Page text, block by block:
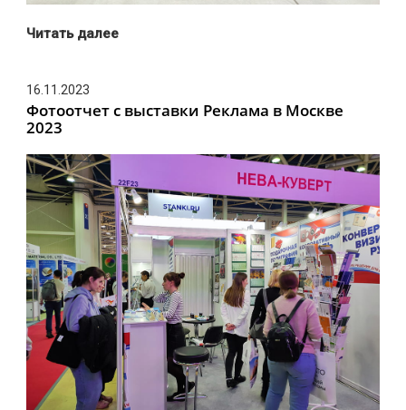
Читать далее
16.11.2023
Фотоотчет с выставки Реклама в Москве
2023